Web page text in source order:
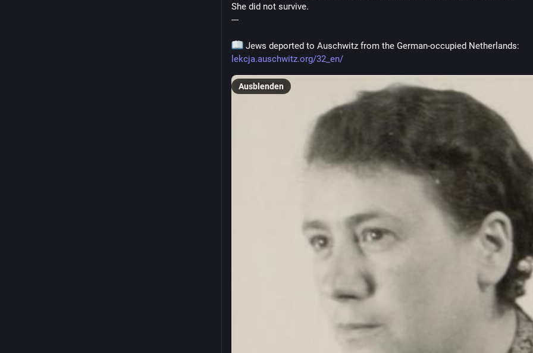
She did not survive.
---
Jews deported to Auschwitz from the German-occupied Netherlands:
lekcja.auschwitz.org/32_en/
Ausblenden